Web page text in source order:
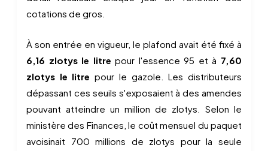
cotations de gros.
À son entrée en vigueur, le plafond avait été fixé à
6,16 zlotys le litre pour l'essence 95 et à 7,60
zlotys le litre pour le gazole. Les distributeurs
dépassant ces seuils s'exposaient à des amendes
pouvant atteindre un million de zlotys. Selon le
ministère des Finances, le coût mensuel du paquet
avoisinait 700 millions de zlotys pour la seule